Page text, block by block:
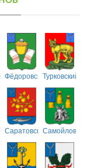
ФёдоровскийТурковский
СаратовскийСамойловский